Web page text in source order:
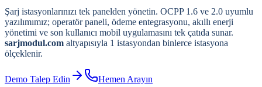
Şarj istasyonlarınızı tek panelden yönetin. OCPP 1.6 ve 2.0 uyumlu
yazılımımız; operatör paneli, ödeme entegrasyonu, akıllı enerji
yönetimi ve son kullanıcı mobil uygulamasını tek çatıda sunar.
sarjmodul.com altyapısıyla 1 istasyondan binlerce istasyona
ölçeklenir.
Demo Talep Edin
Hemen Arayın